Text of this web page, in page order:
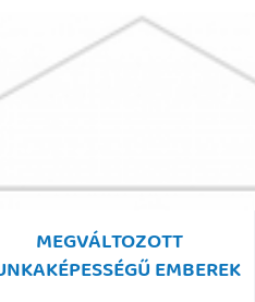
MEGVÁLTOZOTT
EMBEREK